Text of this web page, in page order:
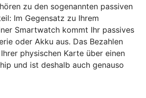
zu den sogenannten passiven
Im Gegensatz zu Ihrem
Smartwatch kommt Ihr passives
oder Akku aus. Das Bezahlen
physischen Karte über einen
und ist deshalb auch genauso